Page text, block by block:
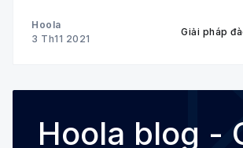
Hoola
3 Th11 2021
Giải pháp
Hoola blog -